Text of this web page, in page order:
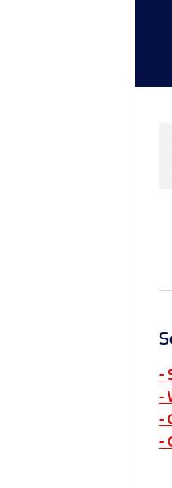
-
-
-
-